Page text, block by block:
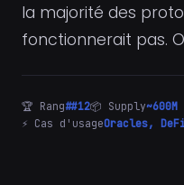
la majorité des
fonctionnerait pas.
🏆 Rang##12📦 Supply~600M
⚡ Cas d'usageOracles,